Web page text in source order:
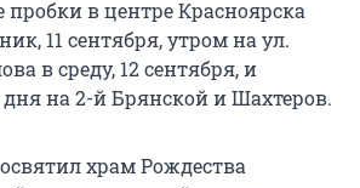
в центре Красноярска
11 сентября, утром на ул.
в среду, 12 сентября, и
на 2-й Брянской и Шахтеров.
храм Рождества